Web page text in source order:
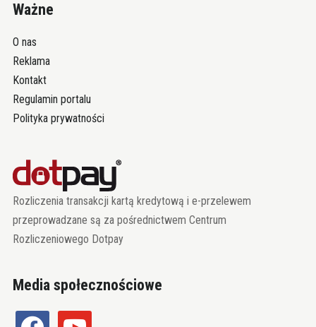
Ważne
O nas
Reklama
Kontakt
Regulamin portalu
Polityka prywatności
Rozliczenia transakcji kartą kredytową i e-przelewem
przeprowadzane są za pośrednictwem Centrum
Rozliczeniowego Dotpay
Media społecznościowe
facebook youtube